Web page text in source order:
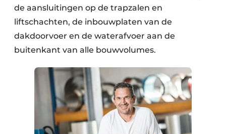
de aansluitingen op de trapzalen en
liftschachten, de inbouwplaten van de
dakdoorvoer en de waterafvoer aan de
buitenkant van alle bouwvolumes.